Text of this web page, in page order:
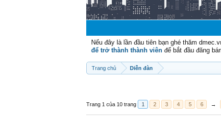
Nếu đây là lần đầu tiên bạn ghé thăm
để trở thành thành viên để bắt đầu đăng
Trang chủ Diễn đàn
Trang 1 của 10 trang 1 2 3 4 5 6 →